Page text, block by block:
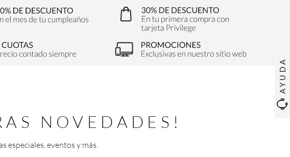
AYUDA
NOVEDADES!
especiales, eventos y más.